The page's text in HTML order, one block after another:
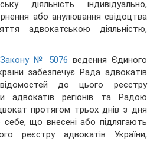
діяльність індивідуально,
або анулювання свідоцтва
адвокатською діяльністю,
№ 5076 ведення Єдиного
забезпечує Рада адвокатів
до цього реєстру
адвокатів регіонів та Радою
протягом трьох днів з дня
себе, що внесені або підлягають
реєстру адвокатів України,